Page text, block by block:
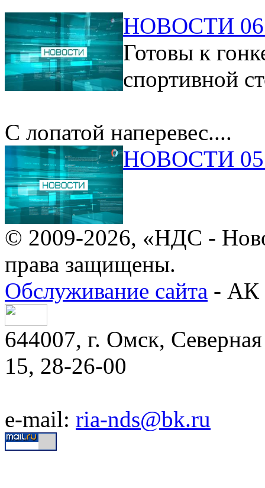
НОВОСТИ
Готовы к
спортивной
С лопатой наперевес....
НОВОСТИ
© 2009-2026, «НДС -
права защищены.
Обслуживание сайта - АК
644007, г. Омск,
15, 28-26-00
e-mail: ria-nds@bk.ru